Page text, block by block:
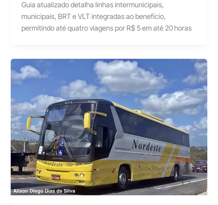
Guia atualizado detalha linhas intermunicipais,
municipais, BRT e VLT integradas ao benefício,
permitindo até quatro viagens por R$ 5 em até 20 horas